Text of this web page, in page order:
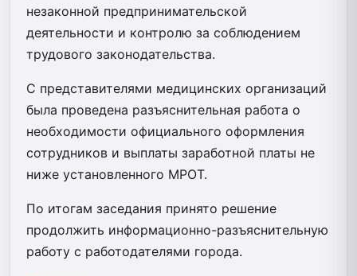
незаконной предпринимательской
деятельности и контролю за соблюдением
трудового законодательства.
С представителями медицинских организаций
была проведена разъяснительная работа о
необходимости официального оформления
сотрудников и выплаты заработной платы не
ниже установленного МРОТ.
По итогам заседания принято решение
продолжить информационно-разъяснительную
работу с работодателями города.